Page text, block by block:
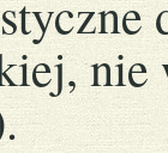
nie